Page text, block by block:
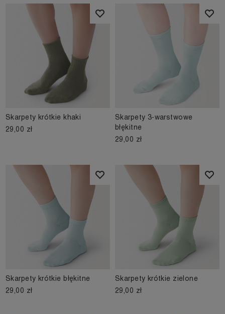
Skarpety krótkie khaki
29,00 zł
Skarpety 3-warstwowe
błękitne
29,00 zł
Skarpety krótkie błękitne
29,00 zł
Skarpety krótkie zielone
29,00 zł